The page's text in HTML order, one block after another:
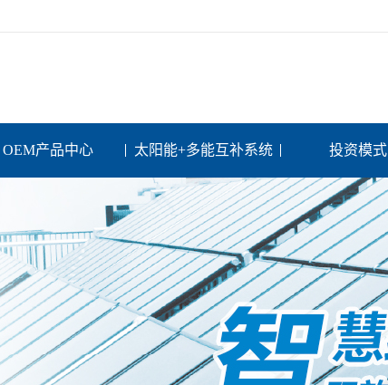
OEM产品中心 太阳能+多能互补系统 投资模式